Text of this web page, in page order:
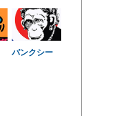
バンクシー